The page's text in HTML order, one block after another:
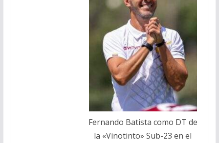
Fernando Batista como DT de
la «Vinotinto» Sub-23 en el